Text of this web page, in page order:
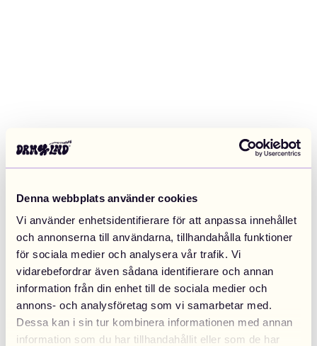
Denna webbplats använder cookies
Vi använder enhetsidentifierare för att anpassa innehållet
och annonserna till användarna, tillhandahålla funktioner
för sociala medier och analysera vår trafik. Vi
vidarebefordrar även sådana identifierare och annan
information från din enhet till de sociala medier och
annons- och analysföretag som vi samarbetar med.
Dessa kan i sin tur kombinera informationen med annan
information som du har tillhandahållit eller som de har
Application error: a client-side exception has occurred (see the
browser console for more information).